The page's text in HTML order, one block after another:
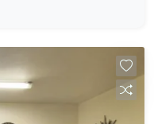
está inserido em
de Pelotas.
você terá fácil
bancos,